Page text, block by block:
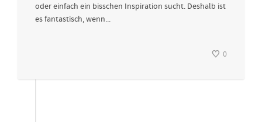
oder einfach ein bisschen Inspiration sucht. Deshalb ist
es fantastisch, wenn...
0